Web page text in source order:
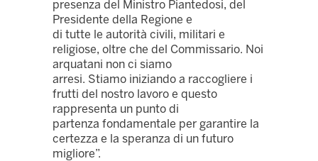
presenza del Ministro Piantedosi, del
Presidente della Regione e
di tutte le autorità civili, militari e
religiose, oltre che del Commissario. Noi
arquatani non ci siamo
arresi. Stiamo iniziando a raccogliere i
frutti del nostro lavoro e questo
rappresenta un punto di
partenza fondamentale per garantire la
certezza e la speranza di un futuro
migliore”.